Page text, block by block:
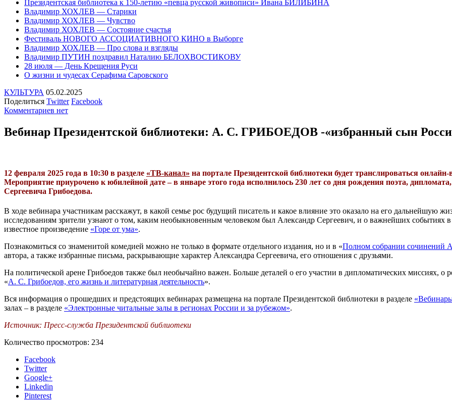
Президентская библиотека к 150-летию «певца русской живописи» Ивана БИЛИБИНА
Владимир ХОХЛЕВ — Старики
Владимир ХОХЛЕВ — Чувство
Владимир ХОХЛЕВ — Состояние счастья
Фестиваль НОВОГО АССОЦИАТИВНОГО КИНО в Выборге
Владимир ХОХЛЕВ — Про слова и взгляды
Владимир ПУТИН поздравил Наталию БЕЛОХВОСТИКОВУ
28 июля — День Крещения Руси
О жизни и чудесах Серафима Саровского
КУЛЬТУРА 05.02.2025
Поделиться Twitter Facebook
Комментариев нет
Вебинар Президентской библиотеки: А. С. ГРИБОЕДОВ -«избранный сын
12 февраля 2025 года в 10:30 в разделе «ТВ-канал» на портале Президентской библиотеки будет транслироваться
Мероприятие приурочено к юбилейной дате – в январе этого года исполнилось 230 лет со дня рождения поэта,
Сергеевича Грибоедова.
В ходе вебинара участникам расскажут, в какой семье рос будущий писатель и какое влияние это оказало на его дальнейшую
исследованиям зрители узнают о том, каким необыкновенным человеком был Александр Сергеевич, и о важнейших событиях в
известное произведение «Горе от ума».
Познакомиться со знаменитой комедией можно не только в формате отдельного издания, но и в «Полном собрании сочинений
автора, а также избранные письма, раскрывающие характер Александра Сергеевича, его отношения с друзьями.
На политической арене Грибоедов также был необычайно важен. Больше деталей о его участии в дипломатических миссиях,
«А. С. Грибоедов, его жизнь и литературная деятельность».
Вся информация о прошедших и предстоящих вебинарах размещена на портале Президентской библиотеки в разделе
залах – в разделе «Электронные читальные залы в регионах России и за рубежом».
Источник: Пресс-служба Президентской библиотеки
Количество просмотров: 234
Facebook
Twitter
Google+
Linkedin
Pinterest